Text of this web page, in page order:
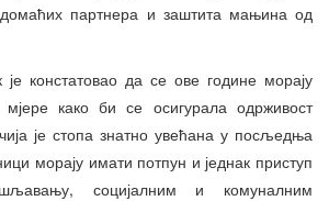
домаћих партнера и заштита мањина од
је констатовао да се ове године морају
мјере како би се осигурала одрживост
је стопа знатно увећана у посљедња
морају имати потпун и једнак приступ
социјалним и комуналним